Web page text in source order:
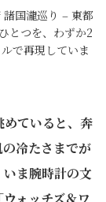
諸国瀧巡り ‒ 東都
とつを、わずか2
で再現していま
ていると、奔
冷たさまでが
ま腕時計の文